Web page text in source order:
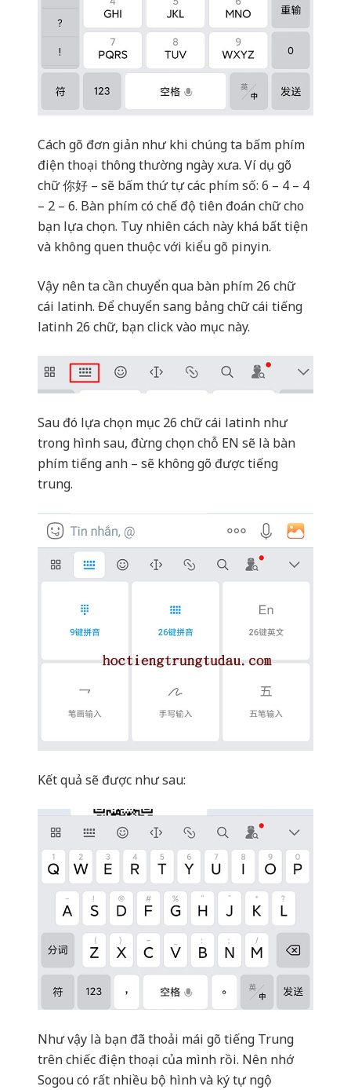
Cách gõ đơn giản như khi chúng ta bấm phím
điện thoại thông thường ngày xưa. Ví dụ gõ
chữ 你好 – sẽ bấm thứ tự các phím số: 6 – 4 – 4
– 2 – 6. Bàn phím có chế độ tiên đoán chữ cho
và không quen thuộc với kiểu gõ pinyin.
Vậy nên ta cần chuyển qua bàn phím 26 chữ
cái latinh. Để chuyển sang bảng chữ cái tiếng
latinh 26 chữ, bạn click vào mục này.
Sau đó lựa chọn mục 26 chữ cái latinh như
trong hình sau, đừng chọn chỗ EN sẽ là bàn
phím tiếng anh – sẽ không gõ được tiếng
trung.
Như vậy là bạn đã thoải mái gõ tiếng Trung
trên chiếc điện thoại của mình rồi. Nên nhớ
Sogou có rất nhiều bộ hình và ký tự ngộ
nghĩnh cho bạn sử dụng trong lúc chat chít. Ví